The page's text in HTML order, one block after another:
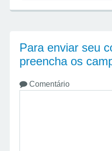
Para enviar seu
preencha os
Comentário